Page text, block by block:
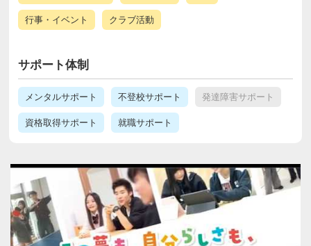
行事・イベント クラブ活動
サポート体制
メンタルサポート 不登校サポート 発達障害サポート
資格取得サポート 就職サポート